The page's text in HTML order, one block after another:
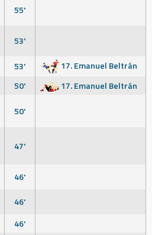
55'
53'
53'
17. Emanuel Beltrán
50'
17. Emanuel Beltrán
50'
47'
46'
46'
46'